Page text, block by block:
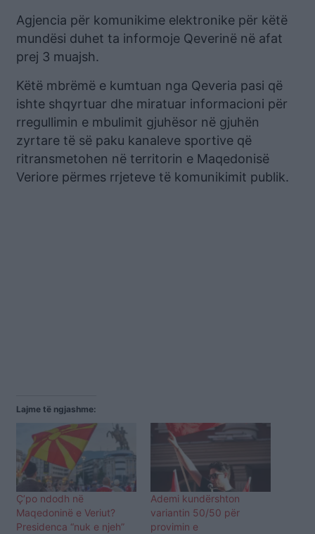
Agjencia për komunikime elektronike për këtë
mundësi duhet ta informoje Qeverinë në afat
prej 3 muajsh.
Këtë mbrëmë e kumtuan nga Qeveria pasi që
ishte shqyrtuar dhe miratuar informacioni për
rregullimin e mbulimit gjuhësor në gjuhën
zyrtare të së paku kanaleve sportive që
ritransmetohen në territorin e Maqedonisë
Veriore përmes rrjeteve të komunikimit publik.
Lajme të ngjashme:
Ç’po ndodh në
Maqedoninë e Veriut?
Presidenca “nuk e njeh”
Ademi kundërshton
variantin 50/50 për
provimin e